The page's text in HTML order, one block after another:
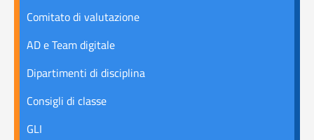
Comitato di valutazione
AD e Team digitale
Dipartimenti di disciplina
Consigli di classe
GLI